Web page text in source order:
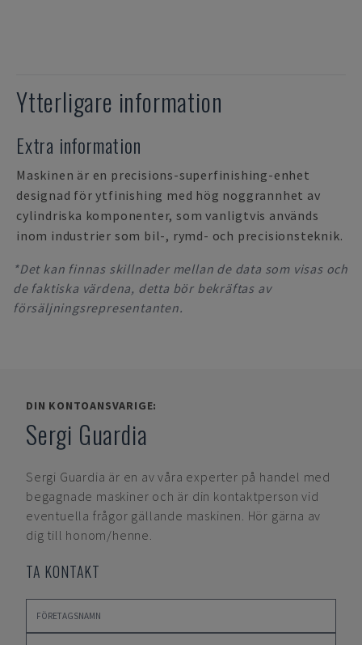
Ytterligare information
Extra information
Maskinen är en precisions-superfinishing-enhet
designad för ytfinishing med hög noggrannhet av
cylindriska komponenter, som vanligtvis används
inom industrier som bil-, rymd- och precisionsteknik.
*Det kan finnas skillnader mellan de data som visas och
de faktiska värdena, detta bör bekräftas av
försäljningsrepresentanten.
DIN KONTOANSVARIGE:
Sergi Guardia
Sergi Guardia är en av våra experter på handel med
begagnade maskiner och är din kontaktperson vid
eventuella frågor gällande maskinen. Hör gärna av
dig till honom/henne.
TA KONTAKT